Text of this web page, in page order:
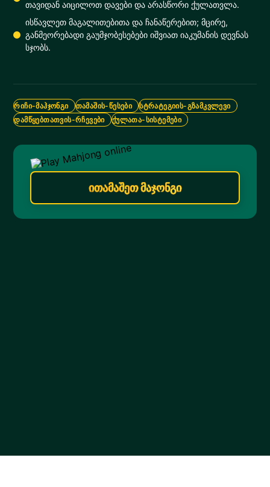
თავიდან აიცილოთ დავები და არასწორი ქულათვლა.
ისწავლეთ მაგალითებითა და ჩანაწერებით; მცირე,
განმეორებადი გაუმჯობესებები იშვიათ იაკუმანის დევნას
სჯობს.
ᲠᲘᲩᲘ-ᲛᲐᲰᲯᲝᲜᲒᲘ ᲗᲐᲛᲐᲨᲘᲡ-ᲬᲔᲡᲔᲑᲘ
ᲡᲢᲠᲐᲢᲔᲒᲘᲘᲡ-ᲒᲖᲐᲛᲙᲕᲚᲔᲕᲘ
ᲓᲐᲛᲬᲧᲔᲑᲗᲐᲗᲕᲘᲡ-ᲠᲩᲔᲕᲔᲑᲘ
ᲥᲣᲚᲐᲗᲐ-ᲡᲘᲡᲢᲔᲛᲔᲑᲘ
ითამაშეთ მაჯონგი